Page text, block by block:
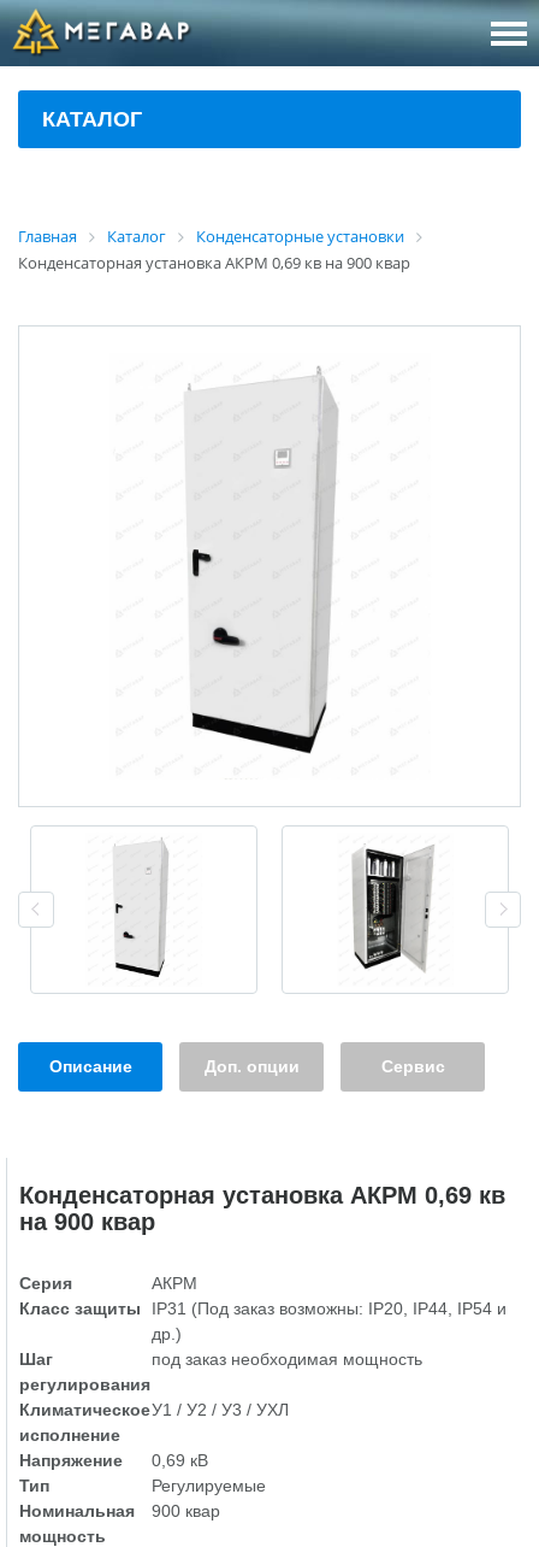
8
КАТАЛОГ
Главная Каталог
Конденсаторные установки
Конденсаторная установка АКРМ 0,69 кв на 900 квар
Описание Доп. опции Сервис
Конденсаторная установка АКРМ 0,69 кв
на 900 квар
Серия
АКРМ
Класс защиты
IP31 (Под заказ возможны: IP20, IP44, IP54 и
др.)
Шаг
регулирования
под заказ необходимая мощность
Климатическое
исполнение
У1 / У2 / У3 / УХЛ
Напряжение
0,69 кВ
Тип
Регулируемые
Номинальная
мощность
900 квар